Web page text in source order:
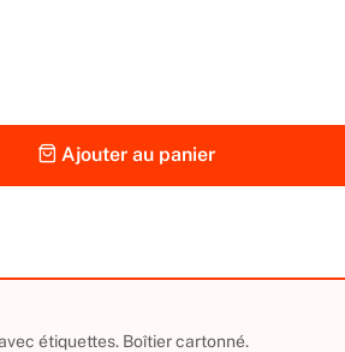
Ajouter au panier
étiquettes. Boîtier cartonné.